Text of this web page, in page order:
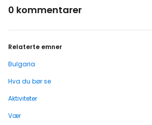
0 kommentarer
Relaterte emner
Bulgaria
Hva du bør se
Aktiviteter
Vær